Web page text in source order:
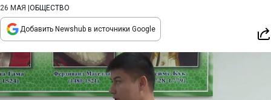
26 МАЯ ОБЩЕСТВО
Добавить Newshub в источники Google